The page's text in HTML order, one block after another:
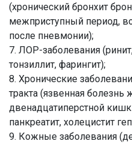
(хронический бронхит
межприступный период,
после пневмонии);
7. ЛОР-заболевания
тонзиллит, фарингит);
8. Хронические
тракта (язвенная болезнь
двенадцатиперстной
панкреатит, холецистит
9. Кожные заболевания